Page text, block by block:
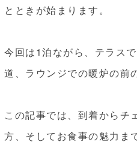
とときが始まります。
今回は1泊ながら、テラス
道、ラウンジでの暖炉の前
この記事では、 到着からチ
方、そしてお食事の魅力 ま